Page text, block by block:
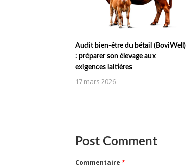
Audit bien-être du bétail (BoviWell)
: préparer son élevage aux
exigences laitières
17 mars 2026
Post Comment
Commentaire *